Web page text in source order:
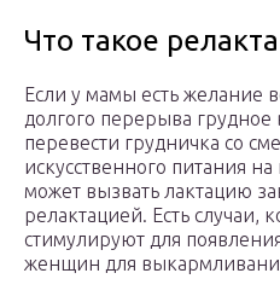
Что такое
Если у мамы есть желание
долгого перерыва
перевести грудничка со
искусственного питания
может вызвать лактацию
релактацией. Есть случаи,
стимулируют для
женщин для